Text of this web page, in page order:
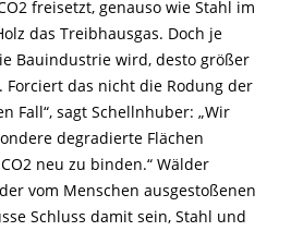
freisetzt, genauso wie Stahl im
das Treibhausgas. Doch je
Bauindustrie wird, desto größer
Forciert das nicht die Rodung der
Fall“, sagt Schellnhuber: „Wir
degradierte Flächen
neu zu binden.“ Wälder
vom Menschen ausgestoßenen
Schluss damit sein, Stahl und